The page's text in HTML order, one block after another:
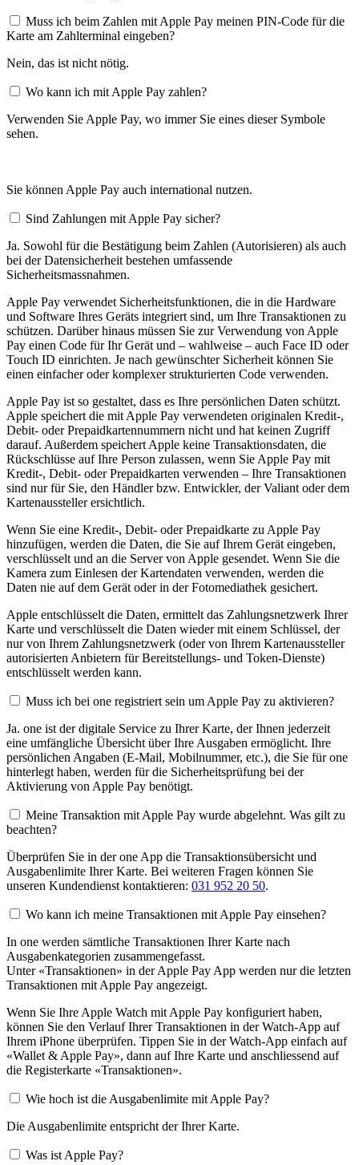
Muss ich beim Zahlen mit Apple Pay meinen PIN-Code für die
Karte am Zahlterminal eingeben?
Nein, das ist nicht nötig.
Wo kann ich mit Apple Pay zahlen?
Verwenden Sie Apple Pay, wo immer Sie eines dieser Symbole
sehen.
Sie können Apple Pay auch international nutzen.
Sind Zahlungen mit Apple Pay sicher?
Ja. Sowohl für die Bestätigung beim Zahlen (Autorisieren) als auch
bei der Datensicherheit bestehen umfassende
Sicherheitsmassnahmen.
Apple Pay verwendet Sicherheitsfunktionen, die in die Hardware
und Software Ihres Geräts integriert sind, um Ihre Transaktionen zu
schützen. Darüber hinaus müssen Sie zur Verwendung von Apple
Pay einen Code für Ihr Gerät und – wahlweise – auch Face ID oder
Touch ID einrichten. Je nach gewünschter Sicherheit können Sie
einen einfacher oder komplexer strukturierten Code verwenden.
Apple Pay ist so gestaltet, dass es Ihre persönlichen Daten schützt.
Apple speichert die mit Apple Pay verwendeten originalen Kredit-,
Debit- oder Prepaidkartennummern nicht und hat keinen Zugriff
darauf. Außerdem speichert Apple keine Transaktionsdaten, die
Rückschlüsse auf Ihre Person zulassen, wenn Sie Apple Pay mit
Kredit-, Debit- oder Prepaidkarten verwenden – Ihre Transaktionen
sind nur für Sie, den Händler bzw. Entwickler, der Valiant oder dem
Kartenaussteller ersichtlich.
Wenn Sie eine Kredit-, Debit- oder Prepaidkarte zu Apple Pay
hinzufügen, werden die Daten, die Sie auf Ihrem Gerät eingeben,
verschlüsselt und an die Server von Apple gesendet. Wenn Sie die
Kamera zum Einlesen der Kartendaten verwenden, werden die
Daten nie auf dem Gerät oder in der Fotomediathek gesichert.
Apple entschlüsselt die Daten, ermittelt das Zahlungsnetzwerk Ihrer
Karte und verschlüsselt die Daten wieder mit einem Schlüssel, der
nur von Ihrem Zahlungsnetzwerk (oder von Ihrem Kartenaussteller
autorisierten Anbietern für Bereitstellungs- und Token-Dienste)
entschlüsselt werden kann.
Muss ich bei one registriert sein um Apple Pay zu aktivieren?
Ja. one ist der digitale Service zu Ihrer Karte, der Ihnen jederzeit
eine umfängliche Übersicht über Ihre Ausgaben ermöglicht. Ihre
persönlichen Angaben (E-Mail, Mobilnummer, etc.), die Sie für one
hinterlegt haben, werden für die Sicherheitsprüfung bei der
Aktivierung von Apple Pay benötigt.
Meine Transaktion mit Apple Pay wurde abgelehnt. Was gilt zu
beachten?
Überprüfen Sie in der one App die Transaktionsübersicht und
Ausgabenlimite Ihrer Karte. Bei weiteren Fragen können Sie
unseren Kundendienst kontaktieren: 031 952 20 50.
Wo kann ich meine Transaktionen mit Apple Pay einsehen?
In one werden sämtliche Transaktionen Ihrer Karte nach
Ausgabenkategorien zusammengefasst.
Unter «Transaktionen» in der Apple Pay App werden nur die letzten
Transaktionen mit Apple Pay angezeigt.
Wenn Sie Ihre Apple Watch mit Apple Pay konfiguriert haben,
können Sie den Verlauf Ihrer Transaktionen in der Watch-App auf
Ihrem iPhone überprüfen. Tippen Sie in der Watch-App einfach auf
«Wallet & Apple Pay», dann auf Ihre Karte und anschliessend auf
die Registerkarte «Transaktionen».
Wie hoch ist die Ausgabenlimite mit Apple Pay?
Die Ausgabenlimite entspricht der Ihrer Karte.
Was ist Apple Pay?